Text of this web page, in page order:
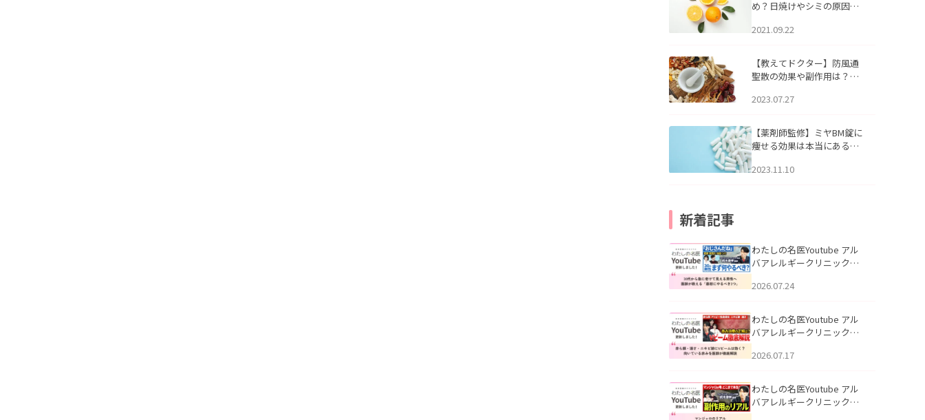
め？日焼けやシミの原因に
2021.09.22
【教えてドクター】防風通
聖散の効果や副作用は？長
2023.07.27
【薬剤師監修】ミヤBM錠に
痩せる効果は本当にある
2023.11.10
新着記事
わたしの名医Youtube アル
バアレルギークリニック札
える男性へ｜医師が教える
公開いたしました。
2026.07.24
わたしの名医Youtube アル
バアレルギークリニック札
跡にVビームは効く？向いて
説」を公開いたしました。
2026.07.17
わたしの名医Youtube アル
バアレルギークリニック札